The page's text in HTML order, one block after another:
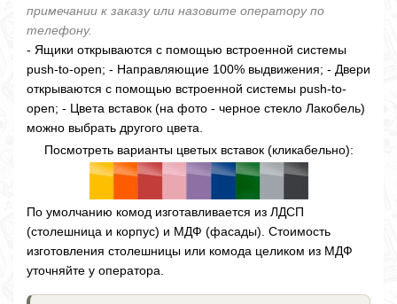
примечании к заказу или назовите оператору по
телефону.
- Ящики открываются с помощью встроенной системы
push-to-open; - Направляющие 100% выдвижения; - Двери
открываются с помощью встроенной системы push-to-
open; - Цвета вставок (на фото - черное стекло Лакобель)
можно выбрать другого цвета.
Посмотреть варианты цветых вставок (кликабельно):
По умолчанию комод изготавливается из ЛДСП
(столешница и корпус) и МДФ (фасады). Стоимость
изготовления столешницы или комода целиком из МДФ
уточняйте у оператора.